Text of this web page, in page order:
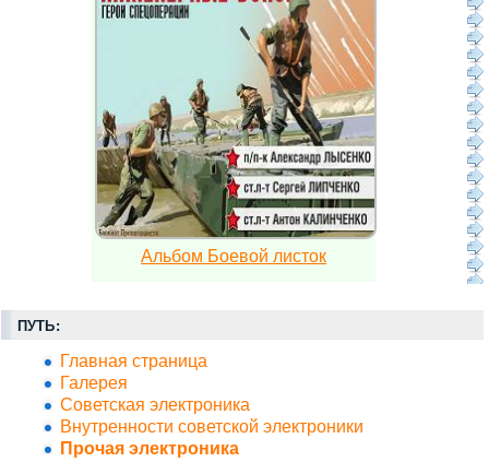
Альбом Боевой листок
ПУТЬ:
Главная страница
Галерея
Советская электроника
Внутренности советской электроники
Прочая электроника